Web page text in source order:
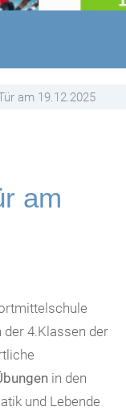
am 19.12.2025
am
der 4.Klassen der
in den
und Lebende